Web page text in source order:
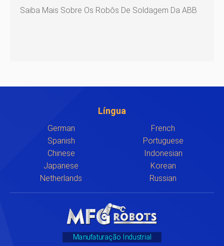
Saiba Mais Sobre Os Robôs De Soldagem Da ABB
Língua
German
French
Spanish
Portuguese
Chinese
Indonesian
Japanese
Korean
Netherlands
Russian
Manufaturação Industrial